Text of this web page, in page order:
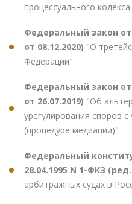
процессуального
Федеральный закон от
от 08.12.2020) "О
Федерации"
Федеральный закон от
от 26.07.2019) "Об
урегулирования споров
(процедуре медиации)"
Федеральный
28.04.1995 N 1-ФКЗ
арбитражных судах в